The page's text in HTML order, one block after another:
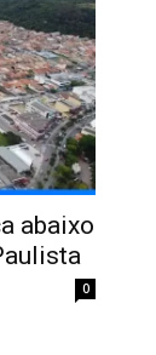
abaixo
0